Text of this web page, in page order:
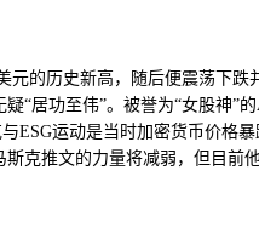
元的历史新高，随后便震荡下跌
“居功至伟”。被誉为“女股神”
ESG运动是当时加密货币价格
克推文的力量将减弱，但目前